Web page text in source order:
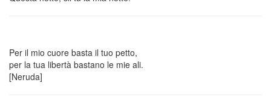
Per il mio cuore basta il tuo petto,
per la tua libertà bastano le mie ali.
[Neruda]